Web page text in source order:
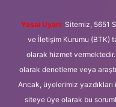
Yasal Uyarı: Sitemiz, 5651
ve İletişim Kurumu (BTK)
olarak hizmet
olarak denetleme veya
Ancak, üyelerimiz
siteye üye olarak bu